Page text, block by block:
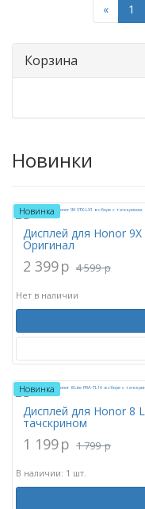
«Previous
1
Корзина
Новинки
Новинка
Дисплей для Honor 9X
Оригинал
2 399p 4 599 p
Нет в наличии
Новинка
Дисплей для Honor 8
тачскрином
1 199p 1 799 p
В наличии: 1 шт.